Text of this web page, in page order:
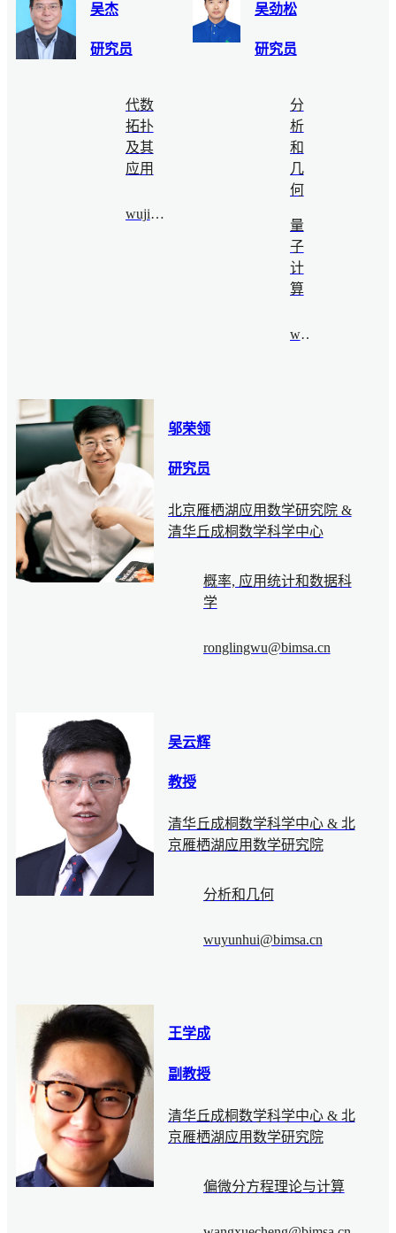
吴杰
研究员
代数
拓扑
及其
应用
wujie@bimsa.cn
吴劲松
研究员
分
析
和
几
何
量
子
计
算
wjs@bimsa.cn
邬荣领
研究员
北京雁栖湖应用数学研究院 &
清华丘成桐数学科学中心
概率, 应用统计和数据科
学
ronglingwu@bimsa.cn
吴云辉
教授
清华丘成桐数学科学中心 & 北
京雁栖湖应用数学研究院
分析和几何
wuyunhui@bimsa.cn
王学成
副教授
清华丘成桐数学科学中心 & 北
京雁栖湖应用数学研究院
偏微分方程理论与计算